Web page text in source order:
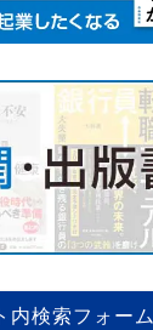
内検索フォーム